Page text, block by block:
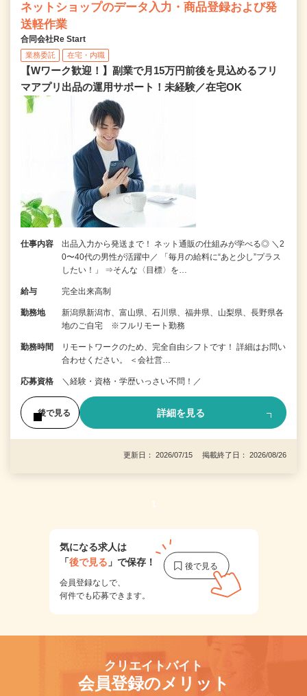
ネットショップのデータ入力・商品登録および発
送軽作業
合同会社Re Start
業務委託 在宅・内職
【Wワーク歓迎！】副業で月15万円前後を見込めるフリ
マアプリ出品の運用サポート！未経験／在宅OK
仕事内容
出品入力から発送まで！ ネット通販の仕組みが学べる◎ ＼2
0〜40代の男性が活躍中／ 「毎月の給料に“あと少し”プラス
したい！」 ⇒そんな〈目標〉を…
給与 完全出来高制
勤務地
新潟県新潟市、富山県、石川県、福井県、山梨県、長野県各
地のご自宅 ※フルリモート勤務
勤務時間
リモートワークのため、完全自由シフトです！ 詳細はお問い
合わせください。 ＜会社営…
応募資格 ＼経験・資格・学歴いっさい不問！／
後で見る 詳細を見る
更新日： 2026/07/15 掲載終了日： 2026/08/26
1
気になる求人は
「後で見る 」で保存！
会員登録なしで、
何件でも応募できます。
クリエイトバイト
会員登録のメリット